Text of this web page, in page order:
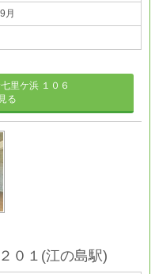
月
里ケ浜 １０６
る
０１ (江の島駅)